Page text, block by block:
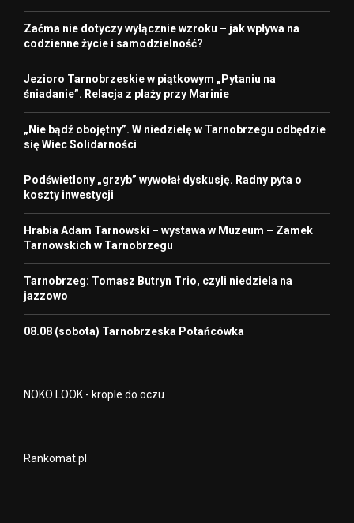
Zaćma nie dotyczy wyłącznie wzroku – jak wpływa na
codzienne życie i samodzielność?
Jezioro Tarnobrzeskie w piątkowym „Pytaniu na
śniadanie”. Relacja z plaży przy Marinie
„Nie bądź obojętny”. W niedzielę w Tarnobrzegu odbędzie
się Wiec Solidarności
Podświetlony „grzyb” wywołał dyskusję. Radny pyta o
koszty inwestycji
Hrabia Adam Tarnowski – wystawa w Muzeum – Zamek
Tarnowskich w Tarnobrzegu
Tarnobrzeg: Tomasz Butryn Trio, czyli niedziela na
jazzowo
08.08 (sobota) Tarnobrzeska Potańcówka
NOKO LOOK - krople do oczu
Rankomat.pl